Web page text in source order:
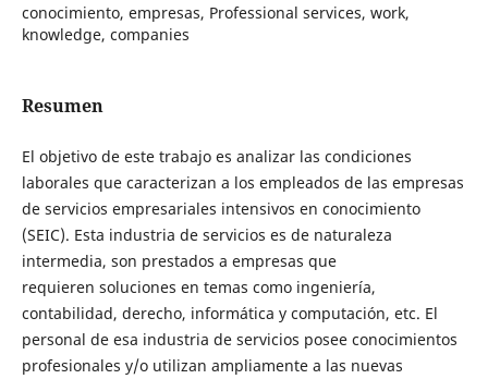
conocimiento, empresas, Professional services, work,
knowledge, companies
Resumen
El objetivo de este trabajo es analizar las condiciones
laborales que caracterizan a los empleados de las empresas
de servicios empresariales intensivos en conocimiento
(SEIC). Esta industria de servicios es de naturaleza
intermedia, son prestados a empresas que
requieren soluciones en temas como ingeniería,
contabilidad, derecho, informática y computación, etc. El
personal de esa industria de servicios posee conocimientos
profesionales y/o utilizan ampliamente a las nuevas